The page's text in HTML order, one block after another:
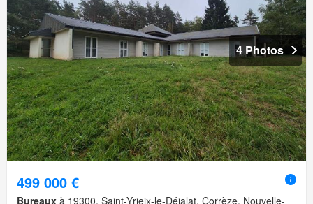
4 Photos
499 000 €
Bureaux à 19300, Saint-Yrieix-le-Déjalat, Corrèze, Nouvelle-